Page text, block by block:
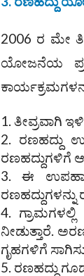
2006 ರ ಮೇ
ಯೋಜನೆಯ
ತೀವ್ರವಾಗಿ
ರಣಹದ್ದು
ರಣಹದ್ದುಗಳಿಗೆ
ಈ ಉಪಹಾರ
ರಣಹದ್ದುಗಳನ್ನು
ನೀಡುತ್ತಾರೆ.
ಗೃಹಗಳಿಗೆ
ರಣಹದ್ದು